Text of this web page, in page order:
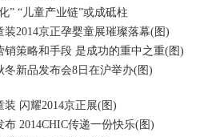
” “儿童产业链”或成砥柱
2014京正孕婴童展璀璨落幕(图)
销策略和手段 是成功的重中之重(图)
冬新品发布会8日在沪举办(图)
闪耀2014京正展(图)
2014CHIC传递一份快乐(图)